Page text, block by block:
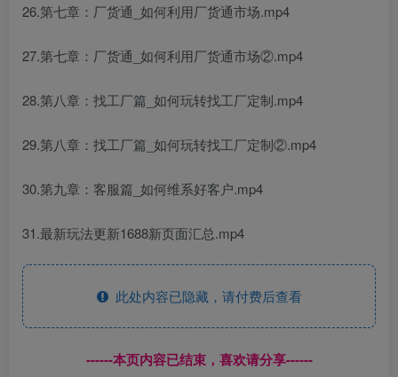
26.第七章：厂货通_如何利用厂货通市场.mp4
27.第七章：厂货通_如何利用厂货通市场②.mp4
28.第八章：找工厂篇_如何玩转找工厂定制.mp4
29.第八章：找工厂篇_如何玩转找工厂定制②.mp4
30.第九章：客服篇_如何维系好客户.mp4
31.最新玩法更新1688新页面汇总.mp4
此处内容已隐藏，请付费后查看
------本页内容已结束，喜欢请分享------